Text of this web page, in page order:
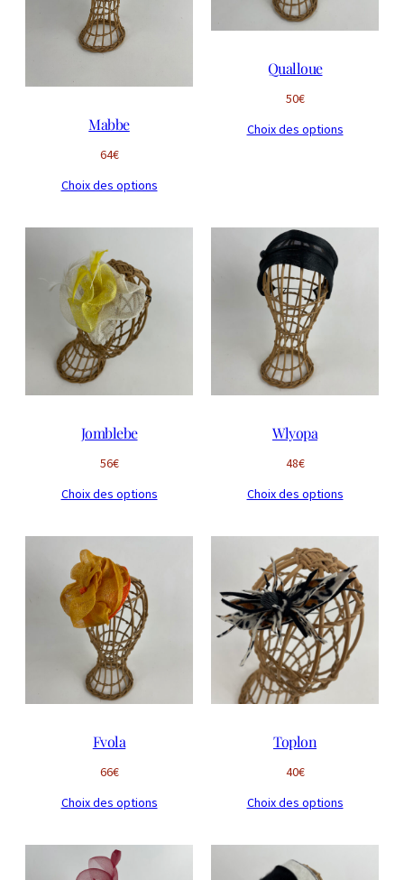
Mabbe
64€
Choix des options
Qualloue
50€
Choix des options
Jomblebe
56€
Choix des options
Wlyopa
48€
Choix des options
Fvola
66€
Choix des options
Toplon
40€
Choix des options